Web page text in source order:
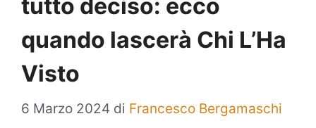
tutto deciso: ecco
quando lascerà Chi L’Ha
Visto
6 Marzo 2024 di Francesco Bergamaschi